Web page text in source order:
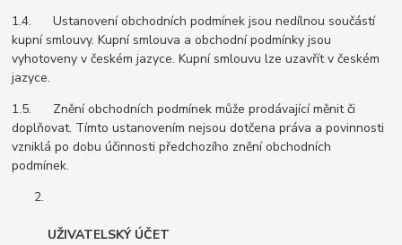
1.4. Ustanovení obchodních podmínek jsou nedílnou součástí
kupní smlouvy. Kupní smlouva a obchodní podmínky jsou
vyhotoveny v českém jazyce. Kupní smlouvu lze uzavřít v českém
jazyce.
1.5. Znění obchodních podmínek může prodávající měnit či
doplňovat. Tímto ustanovením nejsou dotčena práva a povinnosti
vzniklá po dobu účinnosti předchozího znění obchodních
podmínek.
UŽIVATELSKÝ ÚČET